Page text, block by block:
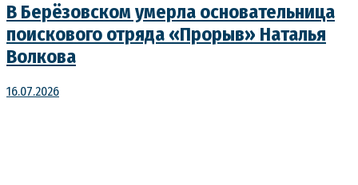
В Берёзовском умерла основательница
поискового отряда «Прорыв» Наталья
Волкова
16.07.2026